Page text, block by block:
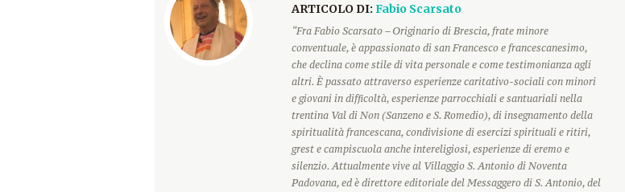
ARTICOLO DI: Fabio Scarsato
“Fra Fabio Scarsato – Originario di Brescia, frate minore
conventuale, è appassionato di san Francesco e francescanesimo,
che declina come stile di vita personale e come testimonianza agli
altri. È passato attraverso esperienze caritativo-sociali con minori
e giovani in difficoltà, esperienze parrocchiali e santuariali nella
trentina Val di Non (Sanzeno e S. Romedio), di insegnamento della
spiritualità francescana, condivisione di esercizi spirituali e ritiri,
grest e campiscuola anche intereligiosi, esperienze di eremo e
silenzio. Attualmente vive al Villaggio S. Antonio di Noventa
Padovana, ed è direttore editoriale del Messaggero di S. Antonio, del